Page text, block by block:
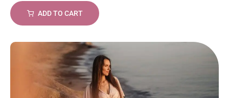
ADD TO CART